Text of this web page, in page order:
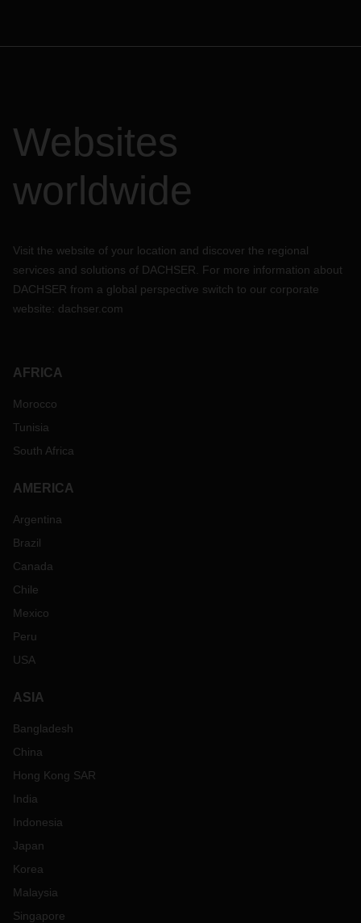
Websites
worldwide
Visit the website of your location and discover the regional
services and solutions of DACHSER. For more information about
DACHSER from a global perspective switch to our corporate
website: dachser.com
AFRICA
Morocco
Tunisia
South Africa
AMERICA
Argentina
Brazil
Canada
Chile
Mexico
Peru
USA
ASIA
Bangladesh
China
Hong Kong SAR
India
Indonesia
Japan
Korea
Malaysia
Singapore